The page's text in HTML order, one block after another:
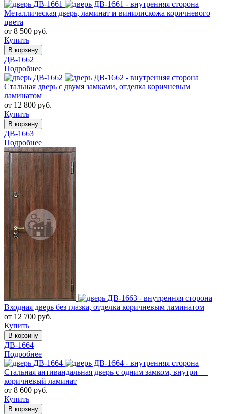
Металлическая дверь, ламинат и винилискожа коричневого
цвета
от 8 500 руб.
Купить
В корзину
ДВ-1662
Подробнее
Стальная дверь с двумя замками, отделка коричневым
ламинатом
от 12 800 руб.
Купить
В корзину
ДВ-1663
Подробнее
Входная дверь без глазка, отделка коричневым ламинатом
от 12 700 руб.
Купить
В корзину
ДВ-1664
Подробнее
Стальная антивандальная дверь с одним замком, внутри —
коричневый ламинат
от 8 600 руб.
Купить
В корзину